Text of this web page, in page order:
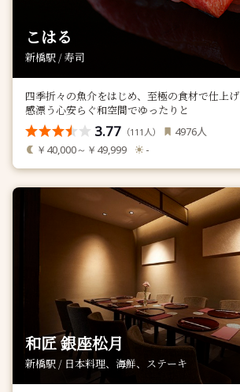
こはる
新橋駅 / 寿司
四季折々の魚介をはじめ、至極の食材で仕上
感漂う心安らぐ和空間でゆったりと
3.77 （111 人） 4976人
￥40,000～￥49,999 -
和匠 銀座松月
新橋駅 / 日本料理、海鮮、ステーキ